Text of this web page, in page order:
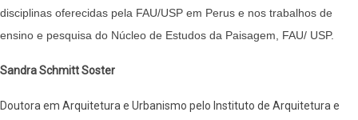
disciplinas oferecidas pela FAU/USP em Perus e nos trabalhos de
ensino e pesquisa do Núcleo de Estudos da Paisagem, FAU/ USP.
Sandra Schmitt Soster
Doutora em Arquitetura e Urbanismo pelo Instituto de Arquitetura e